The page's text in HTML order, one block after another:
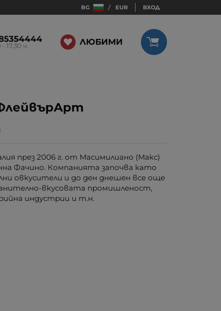
BG EUR ВХОД
- 17.30 ч. ЛЮБИМИ
през 2006 г. от Масимилиано (Макс)
Фачино. Компанията започва като
овкусители и до ден днешен все още
вкусовата промишленост,
индустрии и т.н.